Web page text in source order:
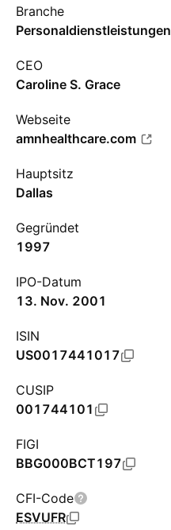
Branche
Personaldienstleistungen
CEO
Caroline S. Grace
Webseite
amnhealthcare.com
Hauptsitz
Dallas
Gegründet
1997
IPO-Datum
13. Nov. 2001
ISIN
US0017441017
CUSIP
001744101
FIGI
BBG000BCT197
CFI-Code
ESVUFR